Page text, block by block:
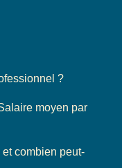
?
moyen par
combien peut-